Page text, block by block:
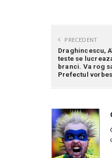
PRECEDENT
Draghincescu,
teste se
branci. Va rog
Prefectul